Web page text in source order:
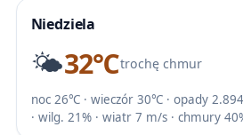
Niedziela
🌤️32℃trochę chmur
noc 26℃ · wieczór 30℃ · opady
· wilg. 21% · wiatr 7 m/s · chmury